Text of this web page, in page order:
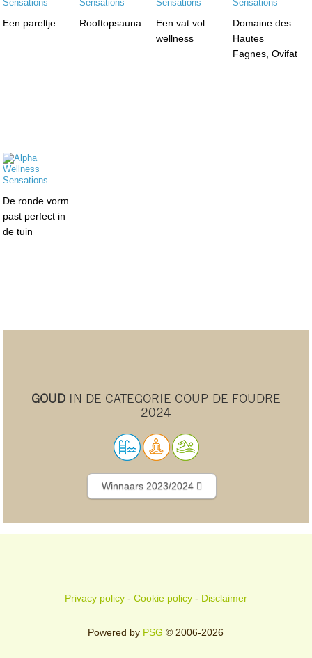
Een pareltje Rooftopsauna
Een vat vol
wellness
Domaine des
Hautes
Fagnes, Ovifat
De ronde vorm
past perfect in
de tuin
GOUDIN DE CATEGORIE COUP DE FOUDRE
2024
Winnaars 2023/2024
Privacy policy- Cookie policy- Disclaimer
Powered by PSG © 2006-2026